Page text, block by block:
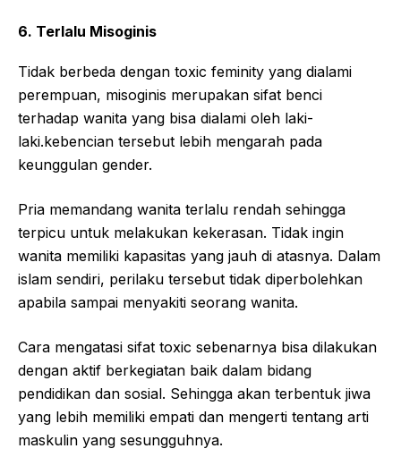
6. Terlalu Misoginis
Tidak berbeda dengan toxic feminity yang dialami
perempuan, misoginis merupakan sifat benci
terhadap wanita yang bisa dialami oleh laki-
laki.kebencian tersebut lebih mengarah pada
keunggulan gender.
Pria memandang wanita terlalu rendah sehingga
terpicu untuk melakukan kekerasan. Tidak ingin
wanita memiliki kapasitas yang jauh di atasnya. Dalam
islam sendiri, perilaku tersebut tidak diperbolehkan
apabila sampai menyakiti seorang wanita.
Cara mengatasi sifat toxic sebenarnya bisa dilakukan
dengan aktif berkegiatan baik dalam bidang
pendidikan dan sosial. Sehingga akan terbentuk jiwa
yang lebih memiliki empati dan mengerti tentang arti
maskulin yang sesungguhnya.